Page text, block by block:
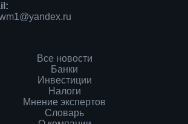
Все новости
Банки
Инвестиции
Налоги
Мнение экспертов
Словарь